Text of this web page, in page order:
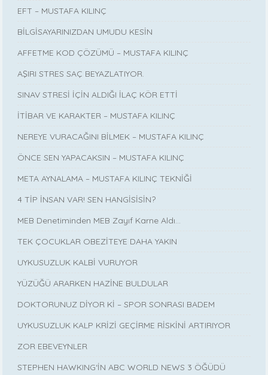
EFT – MUSTAFA KILINÇ
BİLGİSAYARINIZDAN UMUDU KESİN
AFFETME KOD ÇÖZÜMÜ – MUSTAFA KILINÇ
AŞIRI STRES SAÇ BEYAZLATIYOR.
SINAV STRESİ İÇİN ALDIĞI İLAÇ KÖR ETTİ
İTİBAR VE KARAKTER – MUSTAFA KILINÇ
NEREYE VURACAĞINI BİLMEK – MUSTAFA KILINÇ
ÖNCE SEN YAPACAKSIN – MUSTAFA KILINÇ
META AYNALAMA – MUSTAFA KILINÇ TEKNİĞİ
4 TİP İNSAN VAR! SEN HANGİSİSİN?
MEB Denetiminden MEB Zayıf Karne Aldı…
TEK ÇOCUKLAR OBEZİTEYE DAHA YAKIN
UYKUSUZLUK KALBİ VURUYOR
YÜZÜĞÜ ARARKEN HAZİNE BULDULAR
DOKTORUNUZ DİYOR Kİ – SPOR SONRASI BADEM
UYKUSUZLUK KALP KRİZİ GEÇİRME RİSKİNİ ARTIRIYOR
ZOR EBEVEYNLER
STEPHEN HAWKING‘İN ABC WORLD NEWS 3 ÖĞÜDÜ